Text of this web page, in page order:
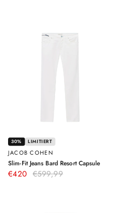
30% LIMITIERT
JACOB COHEN
Slim-Fit Jeans Bard Resort Capsule–
€420 €599,99